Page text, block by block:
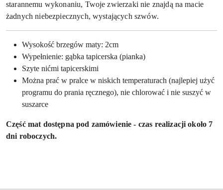
starannemu wykonaniu, Twoje zwierzaki nie znajdą na macie
żadnych niebezpiecznych, wystających szwów.
Wysokość brzegów maty: 2cm
Wypełnienie: gąbka tapicerska (pianka)
Szyte nićmi tapicerskimi
Można prać w pralce w niskich temperaturach (najlepiej użyć
programu do prania ręcznego), nie chlorować i nie suszyć w
suszarce
Część mat dostępna pod zamówienie - czas realizacji około 7
dni roboczych.